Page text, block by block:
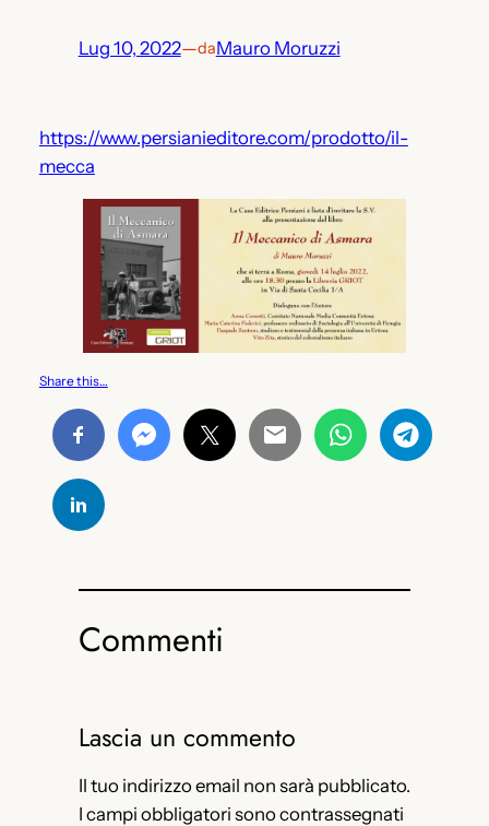
Lug 10, 2022—daMauro Moruzzi
https://www.persianieditore.com/prodotto/il-
mecca
Share this…
Commenti
Lascia un commento
Il tuo indirizzo email non sarà pubblicato.
I campi obbligatori sono contrassegnati